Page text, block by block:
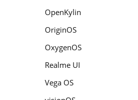
OpenKylin
OriginOS
OxygenOS
Realme UI
Vega OS